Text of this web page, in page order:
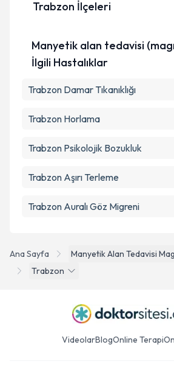
kapsamda işlenmesini kabul
Takvim Talebini
Ana Sayfa
Manyetik Alan Tedavisi
Trabzon
Trabzon İlçeleri
Manyetik alan tedavisi
İlgili Hastalıklar
Trabzon Damar Tıkanıklığı
Trabzon Horlama
Trabzon Psikolojik Bozukluk
Trabzon Aşırı Terleme
Trabzon Auralı Göz Migreni
VideolarBlogOnline Terapi